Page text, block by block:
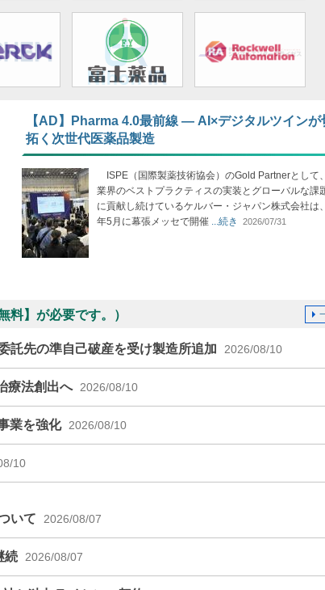
【AD】Pharma 4.0最前線 ― AI×デジタルツインが
拓く次世代医薬品製造
ISPE（国際製薬技術協会）のGold Partnerとして
業界のベストプラクティスの実装とグローバルな課
に貢献し続けているケルバー・ジャパン株式会社は
年5月に幕張メッセで開催 ...続き 2026/07/31
料】が必要です。）
先の準自己破産を受け製造所追加 2026/08/10
療法創出へ 2026/08/10
業を強化 2026/08/10
10
いて
2026/08/07
続 2026/08/07